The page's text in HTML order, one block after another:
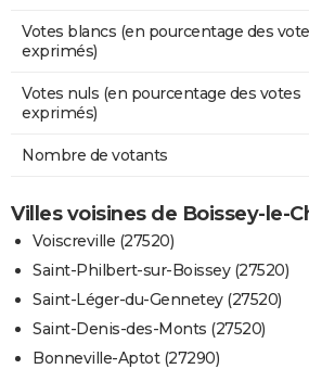
Votes blancs (en pourcentage des
exprimés)
Votes nuls (en pourcentage des votes
exprimés)
Nombre de votants
Villes voisines de Boissey-le-
Voiscreville (27520)
Saint-Philbert-sur-Boissey (27520)
Saint-Léger-du-Gennetey (27520)
Saint-Denis-des-Monts (27520)
Bonneville-Aptot (27290)